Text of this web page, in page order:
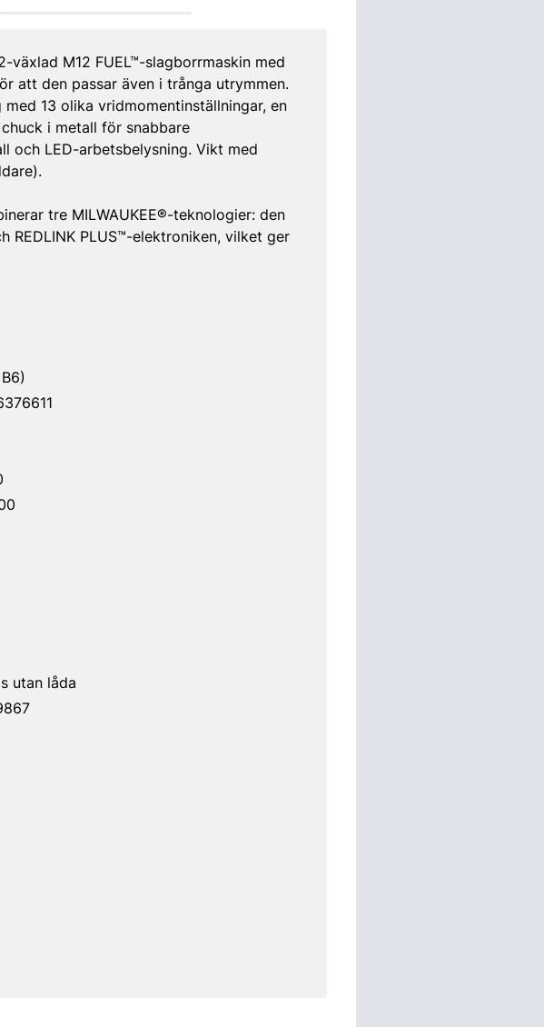
M12 FUEL™-slagborrmaskin med
att den passar även i trånga utrymmen.
13 olika vridmomentinställningar, en
i metall för snabbare
och LED-arbetsbelysning. Vikt med
tre MILWAUKEE®-teknologier: den
REDLINK PLUS™-elektroniken, vilket ger
utan låda